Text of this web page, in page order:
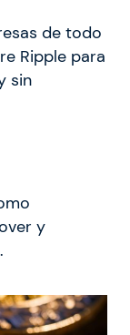
de todo
Ripple para
sin
y